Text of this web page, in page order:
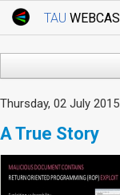
TAU
Webcast: Courses
Events
Live Webcast
TAU General
Business &
Computers
Education
Faculty Events
Thursday, 02 July
A True Story